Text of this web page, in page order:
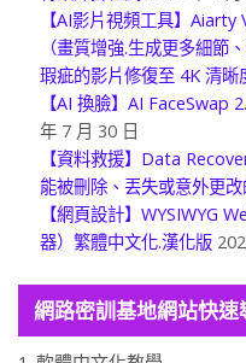
【AI影片視頻工具】
（畫質增強.生成更多細節
瑕疵的影片修復至 4K 清晰
【AI 換臉】AI FaceSwap
年 7 月 30 日
【資料救援】Data
能被刪除、丟失或意外更
【網頁設計】WYSIWYG
器）繁體中文化.漢化版
網路密訓基地網站快速